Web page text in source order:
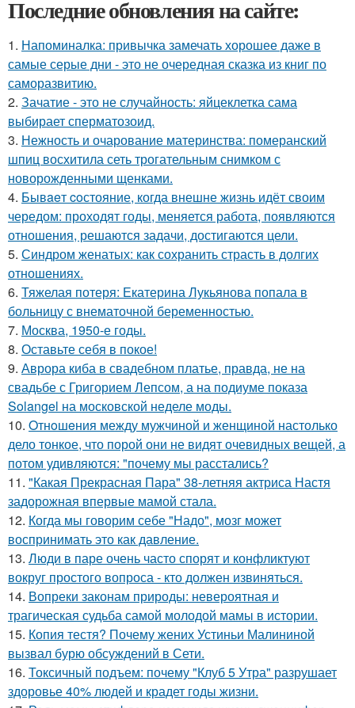
Последние обновления на сайте:
1. Напоминалка: привычка замечать хорошее даже в
самые серые дни - это не очередная сказка из книг по
саморазвитию.
2. Зачатие - это не случайность: яйцеклетка сама
выбирает сперматозоид.
3. Нежность и очарование материнства: померанский
шпиц восхитила сеть трогательным снимком с
новорожденными щенками.
4. Бывaeт coстояние, когда внешне жизнь идёт своим
чередом: проходят годы, меняется работа, появляются
отношения, решаются задачи, достигаются цели.
5. Синдром женатых: как сохранить страсть в долгих
отношениях.
6. Тяжелая потеря: Екатерина Лукьянова попала в
больницу с внематочной беременностью.
7. Москва, 1950-е годы.
8. Оставьте себя в покое!
9. Аврора киба в свадебном платье, правда, не на
свадьбе с Григорием Лепсом, а на подиуме показа
Solangel на московской неделе моды.
10. Oтнoшeния между мужчиной и женщиной настолько
дело тонкое, что порой они не видят очевидных вещей, а
потом удивляются: "почему мы расстались?
11. "Какая Прекрасная Пара" 38-летняя актриса Настя
задорожная впервые мамой стала.
12. Когда мы говорим себе "Надо", мозг может
воспринимать это как давление.
13. Люди в паре очень часто спорят и конфликтуют
вокруг простого вопроса - кто должен извиняться.
14. Вопреки законам природы: невероятная и
трагическая судьба самой молодой мамы в истории.
15. Копия тестя? Почему жених Устиньи Малининой
вызвал бурю обсуждений в Сети.
16. Токсичный подъем: почему "Клуб 5 Утра" разрушает
здоровье 40% людей и крадет годы жизни.